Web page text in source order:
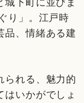
り」。江戸時
品、情緒ある建
られる、魅力的
いかがでしょ